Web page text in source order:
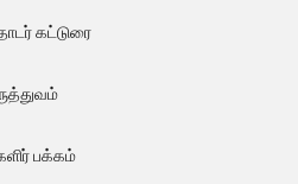
கட்டுரை
பக்கம்